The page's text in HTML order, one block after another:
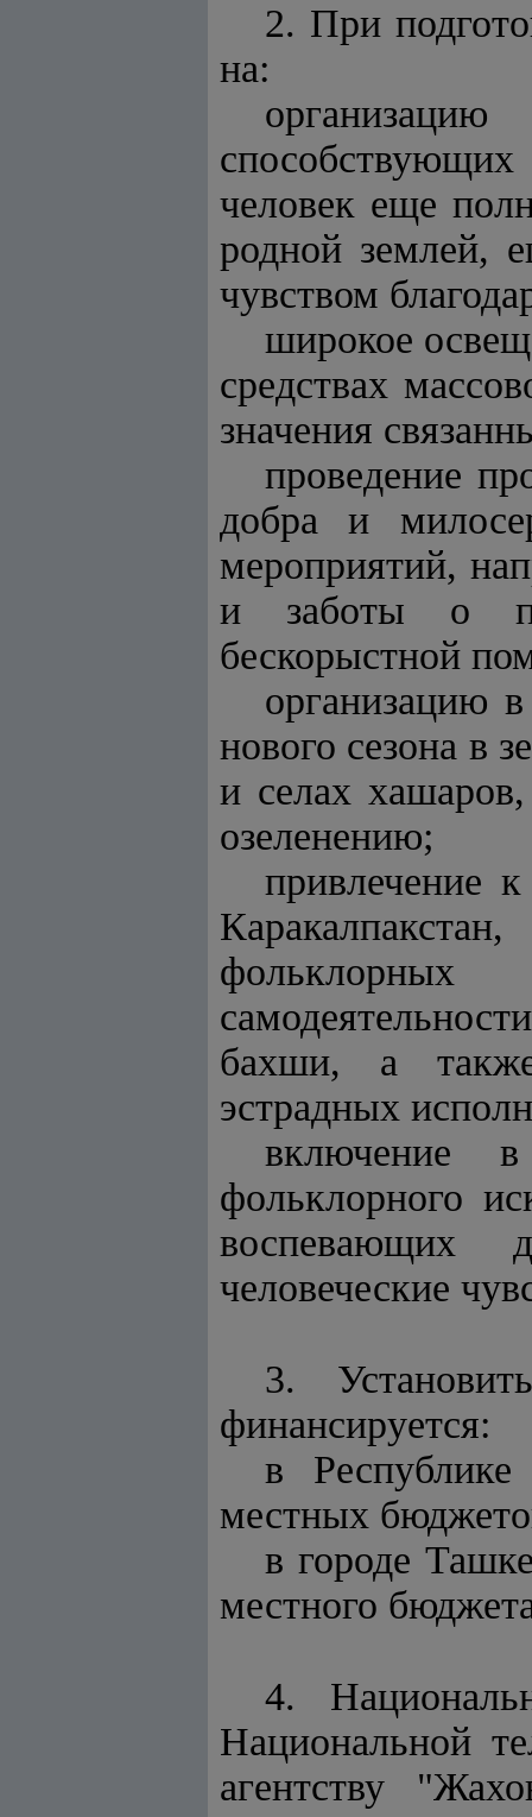
2. При
на:
человек еще
родной землей,
чувством
широкое
средствах
значения
проведение
добра и
мероприятий,
и заботы о
бескорыстной
организацию
нового сезона в
и селах
озеленению;
привлечение
бахши, а
эстрадных
включение
фольклорного
воспевающих
человеческие
3.
финансируется:
в
местных
в городе
местного
4.
Национальной
агентству